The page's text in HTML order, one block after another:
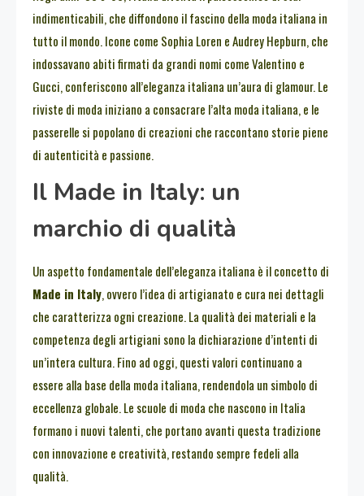
indimenticabili, che diffondono il fascino della moda italiana in
tutto il mondo. Icone come Sophia Loren e Audrey Hepburn, che
indossavano abiti firmati da grandi nomi come Valentino e
Gucci, conferiscono all’eleganza italiana un’aura di glamour. Le
riviste di moda iniziano a consacrare l’alta moda italiana, e le
passerelle si popolano di creazioni che raccontano storie piene
di autenticità e passione.
Il Made in Italy: un
marchio di qualità
Un aspetto fondamentale dell’eleganza italiana è il concetto di
Made in Italy, ovvero l’idea di artigianato e cura nei dettagli
che caratterizza ogni creazione. La qualità dei materiali e la
competenza degli artigiani sono la dichiarazione d’intenti di
un’intera cultura. Fino ad oggi, questi valori continuano a
essere alla base della moda italiana, rendendola un simbolo di
eccellenza globale. Le scuole di moda che nascono in Italia
formano i nuovi talenti, che portano avanti questa tradizione
con innovazione e creatività, restando sempre fedeli alla
qualità.